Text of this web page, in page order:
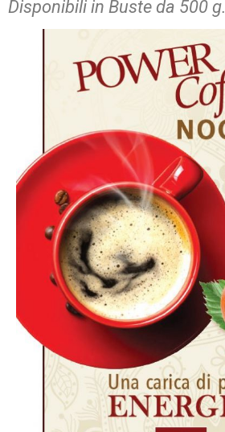
Disponibili in Buste da 500 g.